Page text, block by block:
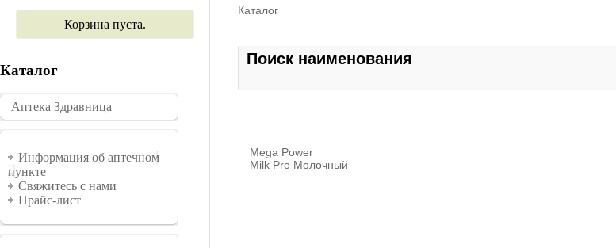
Корзина пуста.
Каталог
�������
Аптека Здравница
Информация
Информация об аптечном
пункте
Свяжитесь с нами
Прайс-лист
Каталог
Поиск наименования
Mega Power
Milk Pro Молочный